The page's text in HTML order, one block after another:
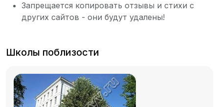
Запрещается копировать отзывы и стихи с
других сайтов - они будут удалены!
Школы поблизости